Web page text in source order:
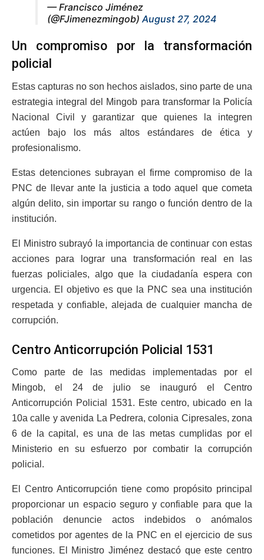
— Francisco Jiménez
(@FJimenezmingob) August 27, 2024
Un compromiso por la transformación
policial
Estas capturas no son hechos aislados, sino parte de una
estrategia integral del Mingob para transformar la Policía
Nacional Civil y garantizar que quienes la integren
actúen bajo los más altos estándares de ética y
profesionalismo.
Estas detenciones subrayan el firme compromiso de la
PNC de llevar ante la justicia a todo aquel que cometa
algún delito, sin importar su rango o función dentro de la
institución.
El Ministro subrayó la importancia de continuar con estas
acciones para lograr una transformación real en las
fuerzas policiales, algo que la ciudadanía espera con
urgencia. El objetivo es que la PNC sea una institución
respetada y confiable, alejada de cualquier mancha de
corrupción.
Centro Anticorrupción Policial 1531
Como parte de las medidas implementadas por el
Mingob, el 24 de julio se inauguró el Centro
Anticorrupción Policial 1531. Este centro, ubicado en la
10a calle y avenida La Pedrera, colonia Cipresales, zona
6 de la capital, es una de las metas cumplidas por el
Ministerio en su esfuerzo por combatir la corrupción
policial.
El Centro Anticorrupción tiene como propósito principal
proporcionar un espacio seguro y confiable para que la
población denuncie actos indebidos o anómalos
cometidos por agentes de la PNC en el ejercicio de sus
funciones. El Ministro Jiménez destacó que este centro